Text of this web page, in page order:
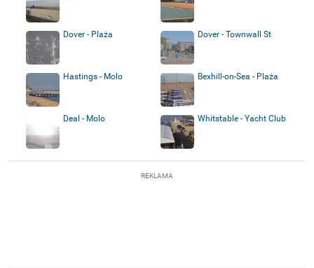
Dover - Plaża Dover - Townwall St
Hastings - Molo Bexhill-on-Sea - Plaża
Deal - Molo Whitstable - Yacht Club
REKLAMA